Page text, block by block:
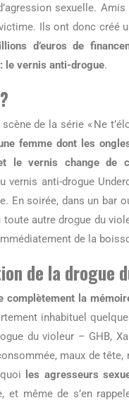
sexuelle. Amis
Ils ont donc créé
d’euros de
le vernis anti-drogue.
de la série « Ne
femme dont les
vernis change de
vernis anti-drogue
En soirée, dans un bar
autre drogue du
de la
de la drogue
complètement la
inhabituel
du violeur – GHB,
maux de tête,
les agresseurs
même de s’en